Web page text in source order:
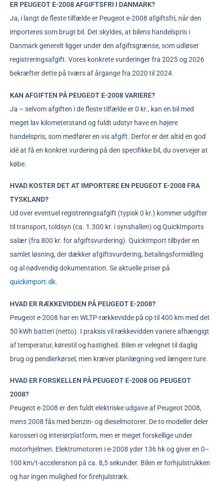
ER PEUGEOT E-2008 AFGIFTSFRI I DANMARK?
Ja, i langt de fleste tilfælde er Peugeot e-2008 afgiftsfri, når den
importeres som brugt bil. Det skyldes, at bilens handelspris i
Danmark generelt ligger under den afgiftsgrænse, som udløser
registreringsafgift. Vores konkrete vurderinger fra 2025 og 2026
bekræfter dette på tværs af årgange fra 2020 til 2024.
KAN AFGIFTEN PÅ PEUGEOT E-2008 VARIERE?
Ja – selvom afgiften i de fleste tilfælde er 0 kr., kan en bil med
meget lav kilometerstand og fuldt udstyr have en højere
handelspris, som medfører en vis afgift. Derfor er det altid en god
idé at få en konkret vurdering på den specifikke bil, du overvejer at
købe.
HVAD KOSTER DET AT IMPORTERE EN PEUGEOT E-2008 FRA
TYSKLAND?
Ud over eventuel registreringsafgift (typisk 0 kr.) kommer udgifter
til transport, toldsyn (ca. 1.300 kr. i synshallen) og QuickImports
salær (fra 800 kr. for afgiftsvurdering). QuickImport tilbyder en
samlet løsning, der dækker afgiftsvurdering, betalingsformidling
og al nødvendig dokumentation. Se aktuelle priser på
quickimport.dk.
HVAD ER RÆKKEVIDDEN PÅ PEUGEOT E-2008?
Peugeot e-2008 har en WLTP-rækkevidde på op til 400 km med det
50 kWh batteri (netto). I praksis vil rækkevidden variere afhængigt
af temperatur, kørestil og hastighed. Bilen er velegnet til daglig
brug og pendlerkørsel, men kræver planlægning ved længere ture.
HVAD ER FORSKELLEN PÅ PEUGEOT E-2008 OG PEUGEOT
2008?
Peugeot e-2008 er den fuldt elektriske udgave af Peugeot 2008,
mens 2008 fås med benzin- og dieselmotorer. De to modeller deler
karosseri og interiørplatform, men er meget forskellige under
motorhjelmen. Elektromotoren i e-2008 yder 136 hk og giver en 0–
100 km/t-acceleration på ca. 8,5 sekunder. Bilen er forhjulstrukken
og har ingen mulighed for firehjulstræk.